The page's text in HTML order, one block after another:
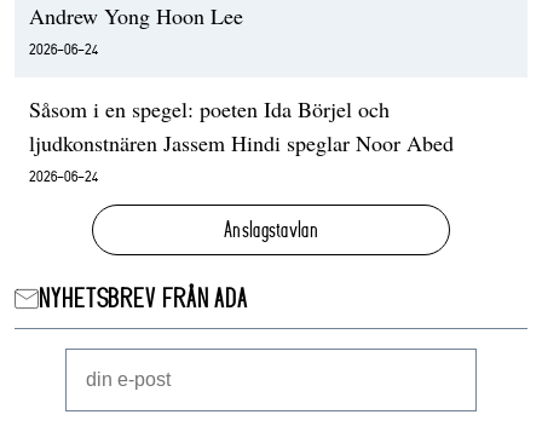
Andrew Yong Hoon Lee
2026-06-24
Såsom i en spegel: poeten Ida Börjel och
ljudkonstnären Jassem Hindi speglar Noor Abed
2026-06-24
Anslagstavlan
NYHETSBREV FRÅN ADA